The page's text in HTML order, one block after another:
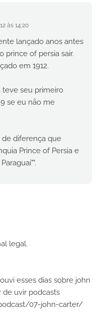
às 14:20
lançado anos antes
prince of persia sair.
em 1912.
teve seu primeiro
se eu não me
de diferença que
Prince of Persia e
legal.
esses dias sobre john
de uvir podcasts
07-john-carter/